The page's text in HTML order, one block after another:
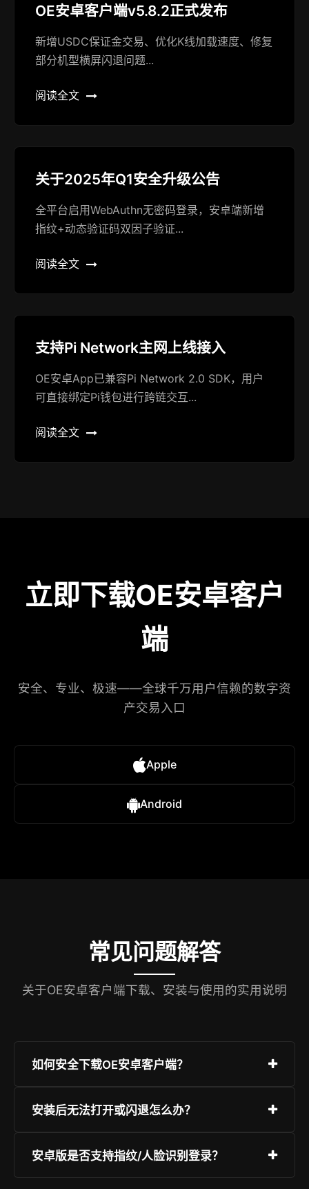
OE安卓客户端v5.8.2正式发布
新增USDC保证金交易、优化K线加载速度、修复
部分机型横屏闪退问题...
阅读全文
关于2025年Q1安全升级公告
全平台启用WebAuthn无密码登录，安卓端新增
指纹+动态验证码双因子验证...
阅读全文
支持Pi Network主网上线接入
OE安卓App已兼容Pi Network 2.0 SDK，用户
可直接绑定Pi钱包进行跨链交互...
阅读全文
立即下载OE安卓客户
端
安全、专业、极速——全球千万用户信赖的数字资
产交易入口
Apple
Android
常见问题解答
关于OE安卓客户端下载、安装与使用的实用说明
如何安全下载OE安卓客户端？
请务必通过OE交易所官网
用商店、论坛或短信链接安装，以防遭遇仿冒应
用。安装前请开启“允许未知来源”选项，并核对
安装后无法打开或闪退怎么办？
建议检查：① 设备系统版本是否≥Android 8.0；
安卓版是否支持指纹/人脸识别登录？